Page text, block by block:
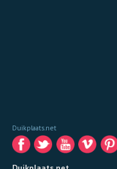
Duikplaats.net